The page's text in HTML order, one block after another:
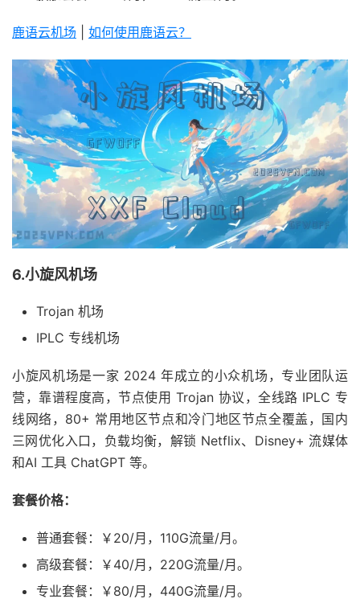
鹿语云机场 如何使用鹿语云？
6.小旋风机场
Trojan 机场
IPLC 专线机场
小旋风机场是一家 2024 年成立的小众机场，专业团队运
营，靠谱程度高，节点使用 Trojan 协议，全线路 IPLC 专
线网络，80+ 常用地区节点和冷门地区节点全覆盖，国内
三网优化入口，负载均衡，解锁 Netflix、Disney+ 流媒体
和AI 工具 ChatGPT 等。
套餐价格：
普通套餐：￥20/月，110G流量/月。
高级套餐：￥40/月，220G流量/月。
专业套餐：￥80/月，440G流量/月。